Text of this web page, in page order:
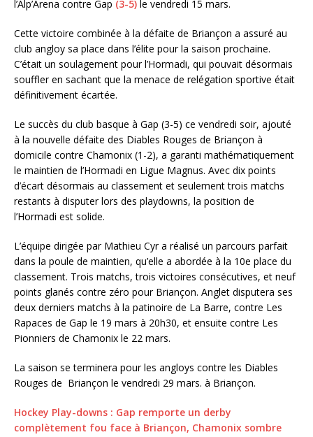
l’Alp’Arena contre Gap (3-5) le vendredi 15 mars.
Cette victoire combinée à la défaite de Briançon a assuré au
club angloy sa place dans l’élite pour la saison prochaine.
C’était un soulagement pour l’Hormadi, qui pouvait désormais
souffler en sachant que la menace de relégation sportive était
définitivement écartée.
Le succès du club basque à Gap (3-5) ce vendredi soir, ajouté
à la nouvelle défaite des Diables Rouges de Briançon à
domicile contre Chamonix (1-2), a garanti mathématiquement
le maintien de l’Hormadi en Ligue Magnus. Avec dix points
d’écart désormais au classement et seulement trois matchs
restants à disputer lors des playdowns, la position de
l’Hormadi est solide.
L’équipe dirigée par Mathieu Cyr a réalisé un parcours parfait
dans la poule de maintien, qu’elle a abordée à la 10e place du
classement. Trois matchs, trois victoires consécutives, et neuf
points glanés contre zéro pour Briançon. Anglet disputera ses
deux derniers matchs à la patinoire de La Barre, contre Les
Rapaces de Gap le 19 mars à 20h30, et ensuite contre Les
Pionniers de Chamonix le 22 mars.
La saison se terminera pour les angloys contre les Diables
Rouges de Briançon le vendredi 29 mars. à Briançon.
Hockey Play-downs : Gap remporte un derby
complètement fou face à Briançon, Chamonix sombre